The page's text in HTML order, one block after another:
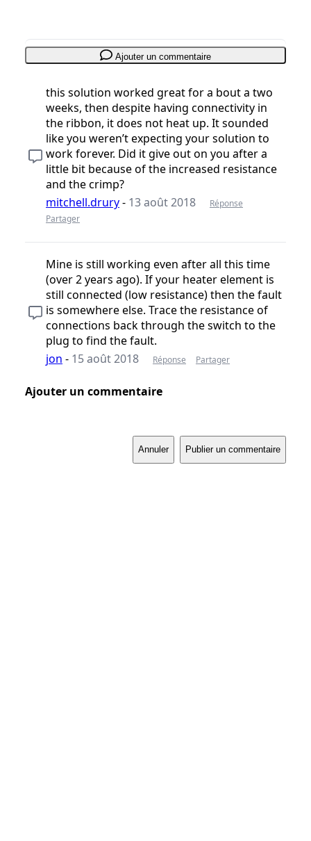
Ajouter un commentaire
this solution worked great for a bout a two
weeks, then despite having connectivity in
the ribbon, it does not heat up. It sounded
like you weren’t expecting your solution to
work forever. Did it give out on you after a
little bit because of the increased resistance
and the crimp?
mitchell.drury- 13 août 2018
Réponse
Partager
Mine is still working even after all this time
(over 2 years ago). If your heater element is
still connected (low resistance) then the fault
is somewhere else. Trace the resistance of
connections back through the switch to the
plug to find the fault.
jon - 15 août 2018 Réponse Partager
Ajouter un commentaire
Annuler Publier un commentaire